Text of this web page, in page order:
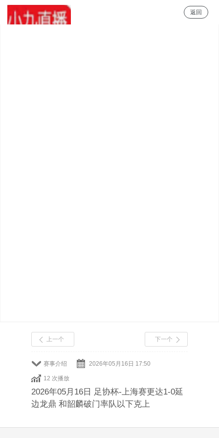
返回
赛事介绍 2026年05月16日 17:50
12 次播放
上一个 下一个
2026年05月16日 足协杯-上海赛更达1-0延
边龙鼎 和韶麟破门率队以下克上